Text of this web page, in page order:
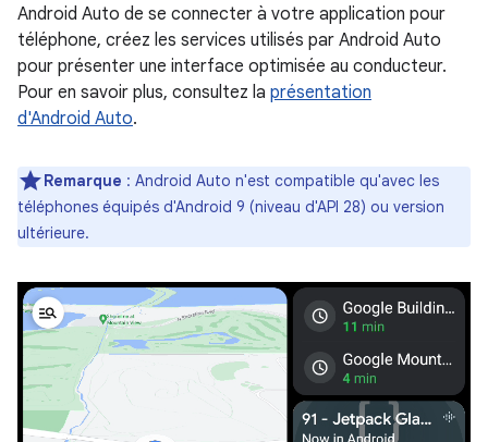
Android Auto de se connecter à votre application pour
téléphone, créez les services utilisés par Android Auto
pour présenter une interface optimisée au conducteur.
Pour en savoir plus, consultez la présentation
d'Android Auto.
Remarque : Android Auto n'est compatible qu'avec les
téléphones équipés d'Android 9 (niveau d'API 28) ou version
ultérieure.